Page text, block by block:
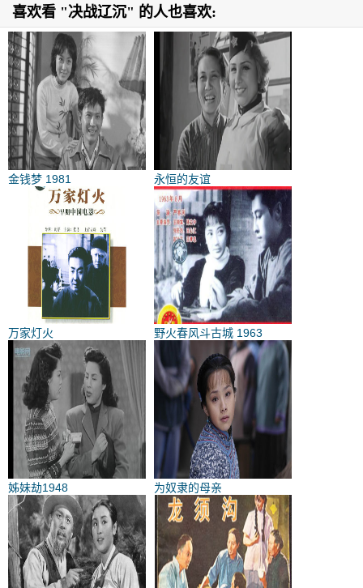
喜欢看 "决战辽沉" 的人也喜欢:
金钱梦 1981 永恒的友谊
万家灯火 野火春风斗古城 1963
姊妹劫1948 为奴隶的母亲